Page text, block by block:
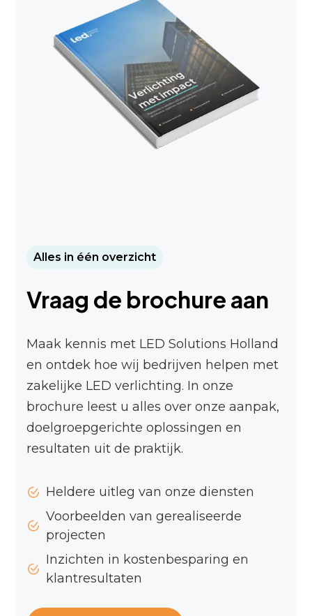
Alles in één overzicht
Vraag de brochure aan
Maak kennis met LED Solutions Holland
en ontdek hoe wij bedrijven helpen met
zakelijke LED verlichting. In onze
brochure leest u alles over onze aanpak,
doelgroepgerichte oplossingen en
resultaten uit de praktijk.
Heldere uitleg van onze diensten
Voorbeelden van gerealiseerde
projecten
Inzichten in kostenbesparing en
klantresultaten